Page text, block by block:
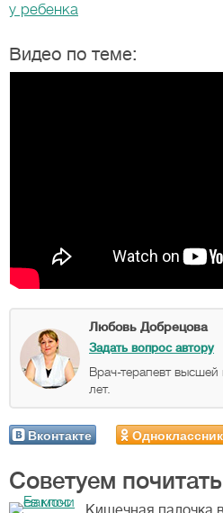
у ребенка
Видео по теме:
Любовь Добрецова
Задать вопрос автору
Врач-терапевт
лет.
Вконтакте
Советуем